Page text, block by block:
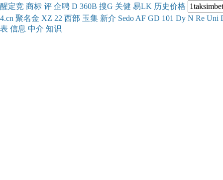
醒定竞 商标 评 企聘 D 360B 搜G 关健 易LK 历史价格
4.cn 聚名金 XZ 22 西部 玉集 新介 Sedo AF GD 101 Dy N Re Uni
表 信息 中介 知识